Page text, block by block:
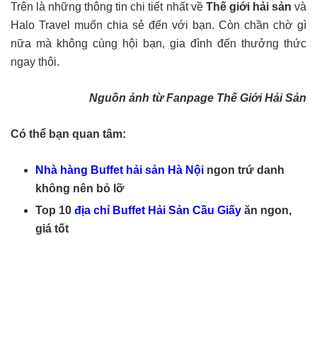
Trên là những thông tin chi tiết nhất về Thế giới hải sản và
Halo Travel muốn chia sẻ đến với bạn. Còn chần chờ gì
nữa mà không cùng hội bạn, gia đình đến thưởng thức
ngay thôi.
Nguồn ảnh từ Fanpage Thế Giới Hải Sản
Có thể bạn quan tâm:
Nhà hàng Buffet hải sản Hà Nội ngon trứ danh
không nên bỏ lỡ
Top 10 địa chỉ Buffet Hải Sản Cầu Giấy ăn ngon,
giá tốt